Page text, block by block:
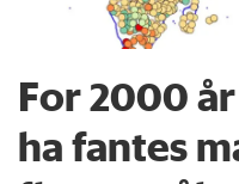
For 2000
ha fantes